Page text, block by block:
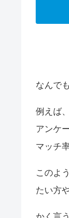
なんで
例えば
アンケ
マッチ
このよ
たい方